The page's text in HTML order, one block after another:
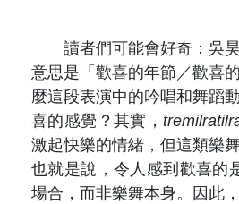
讀者們可能會好奇：吳昊
意思是「歡喜的年節／歡喜
麼這段表演中的吟唱和舞蹈
喜的感覺？其實，
激起快樂的情緒，但這類樂
也就是說，令人感到歡喜的
場合，而非樂舞本身。因此